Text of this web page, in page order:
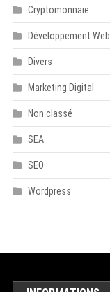
Cryptomonnaie
Développement Web
Divers
Marketing Digital
Non classé
SEA
SEO
Wordpress